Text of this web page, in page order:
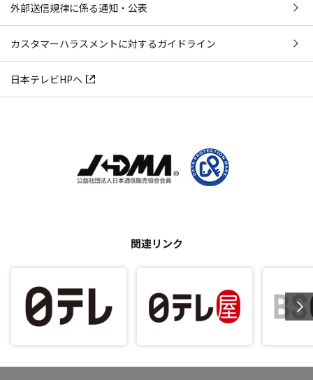
外部送信規律に係る通知・公表
カスタマーハラスメントに対するガイドライン
日本テレビHPへ
関連リンク